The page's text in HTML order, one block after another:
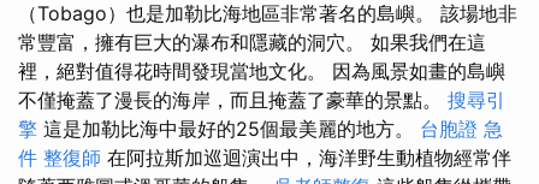
（Tobago）也是加勒比海地區非常著名的島嶼。 該場地非
常豐富，擁有巨大的瀑布和隱藏的洞穴。 如果我們在這
裡，絕對值得花時間發現當地文化。 因為風景如畫的島嶼
不僅掩蓋了漫長的海岸，而且掩蓋了豪華的景點。 搜尋引
擎 這是加勒比海中最好的25個最美麗的地方。 台胞證 急
件 整復師 在阿拉斯加巡迴演出中，海洋野生動植物經常伴